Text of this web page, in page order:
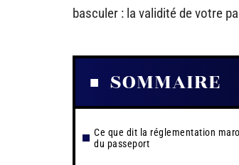
basculer : la validité de votre
SOMMAIRE
Ce que dit la réglementation
du passeport